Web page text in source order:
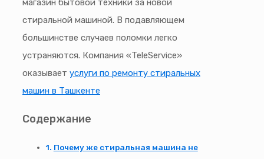
стиральной машиной. В подавляющем
большинстве случаев поломки легко
устраняются. Компания «TeleService»
оказывает услуги по ремонту стиральных
машин в Ташкенте
Содержание
Почему же стиральная машина не